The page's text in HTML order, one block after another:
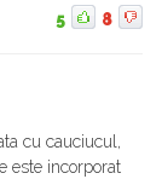
5 8
cu cauciucul,
este incorporat